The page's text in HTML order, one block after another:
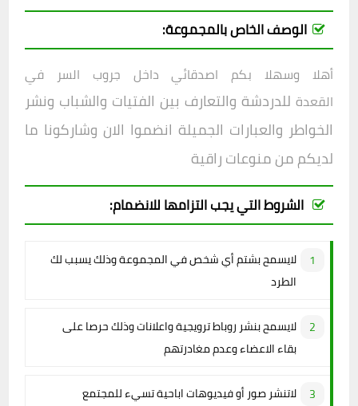
الوصف الخاص بالمجموعة:
أهلا وسهلا بكم اصدقائي داخل جروب السر في
القعدة للدردشة والتعارف بين الفتيات والشباب ونشر
الخواطر والعبارات الجميلة انضموا الان وشاركونا ما
لديكم من منوعات راقية
الشروط التي يجب التزامها للانضمام:
لايسمح بشتم أي شخص في المجموعة وذلك يسبب لك
الطرد
لايسمح بنشر روباط ترويجية واعلانات وذلك حرصا على
بقاء الاعضاء وعدم مغادرتهم
لاتنشر صور أو فيديوهات اباحية تسيء للمجتمع